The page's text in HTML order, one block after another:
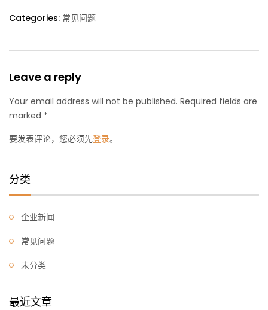
Categories: 常见问题
Leave a reply
Your email address will not be published. Required fields are
marked *
要发表评论，您必须先登录。
分类
企业新闻
常见问题
未分类
最近文章